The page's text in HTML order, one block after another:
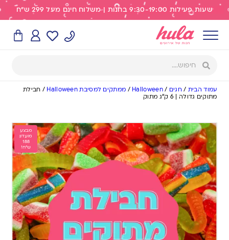
שעות פעילות 9:30-19:00 בחנות | משלוח חינם מעל 299 ש"ח
עמוד הבית /חגים /
Halloween
/ ממתקים למסיבת Halloween / חבילת
מתוקים גדולה | 6 ק”ג מתוק
מבצע
מועדון
188
ש"ח!